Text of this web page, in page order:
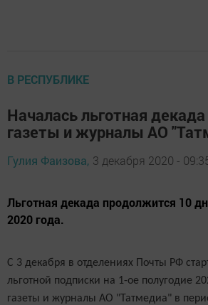
В РЕСПУБЛИКЕ
Началась льготная
газеты и журналы АО
Гулия Фаизова, 3 декабря 2020 -
Льготная декада продолжится 10
2020 года.
С 3 декабря в отделениях Почты РФ
льготной подписки на 1-ое полугодие
газеты и журналы АО "Татмедиа" в